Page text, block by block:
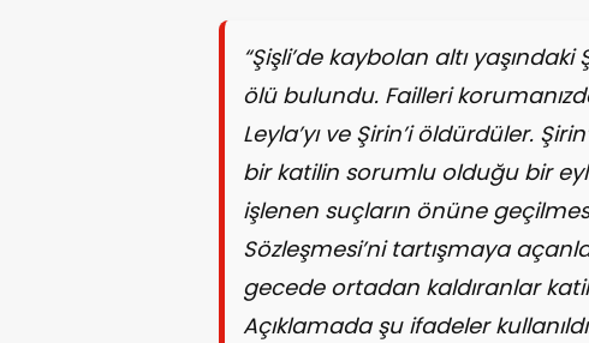
“Şişli’de kaybolan altı yaşındaki
ölü bulundu. Failleri
Leyla’yı ve Şirin’i öldürdüler.
bir katilin sorumlu olduğu bir
işlenen suçların önüne
Sözleşmesi’ni tartışmaya
gecede ortadan kaldıranlar
Açıklamada şu ifadeler